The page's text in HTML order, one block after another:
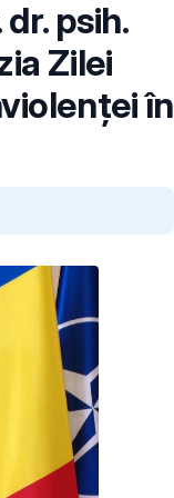
psih.
Zilei
în